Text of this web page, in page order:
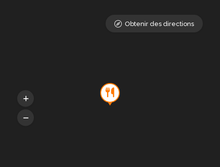
Obtenir des directions